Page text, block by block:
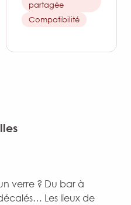
partagée
Compatibilité
verre ? Du bar à
Les lieux de